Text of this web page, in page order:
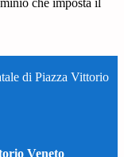
che imposta il
di Piazza Vittorio
Veneto